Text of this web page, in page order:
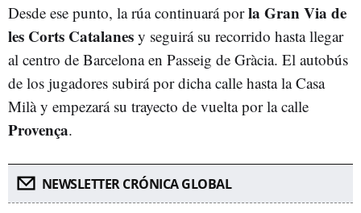
Desde ese punto, la rúa continuará porla Gran Via de
les Corts Catalanes y seguirá su recorrido hasta llegar
al centro de Barcelona en Passeig de Gràcia. El autobús
de los jugadores subirá por dicha calle hasta la Casa
Milà y empezará su trayecto de vuelta por la calle
Provença.
NEWSLETTER CRÓNICA GLOBAL